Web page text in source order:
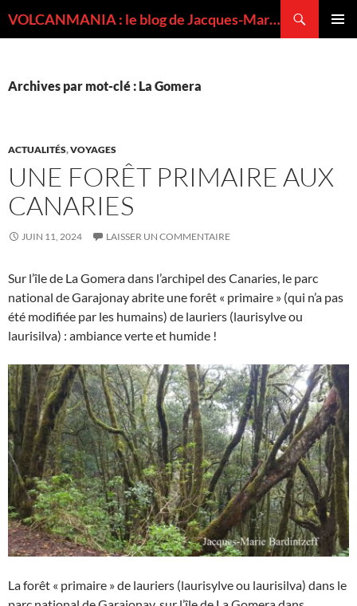
VOLCANMANIA : le blog de Jacques-Marie BARDINTZEFF, volcanologue
Archives par mot-clé : La Gomera
ACTUALITÉS,VOYAGES
UNE FORÊT PRIMAIRE AUX
CANARIES
JUIN 11, 2024 LAISSER UN COMMENTAIRE
Sur l’île de La Gomera dans l’archipel des Canaries, le parc
national de Garajonay abrite une forêt « primaire » (qui n’a pas
été modifiée par les humains) de lauriers (laurisylve ou
laurisilva) : ambiance verte et humide !
La forêt « primaire » de lauriers (laurisylve ou laurisilva) dans le